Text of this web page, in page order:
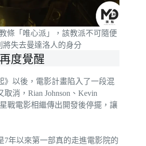
條「唯心派」，該教派不可隨便
將失去曼達洛人的身分
度覺醒
》以後，電影計畫陷入了一段混
消，Rian Johnson、Kevin
星戰電影相繼傳出開發後停擺，讓
7年以來第一部真的走進電影院的